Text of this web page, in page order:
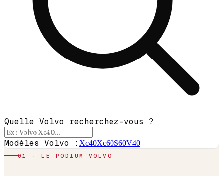
Quelle Volvo recherchez-vous ?
Modèles Volvo : Xc40Xc60S60V40
01 · LE PODIUM VOLVO